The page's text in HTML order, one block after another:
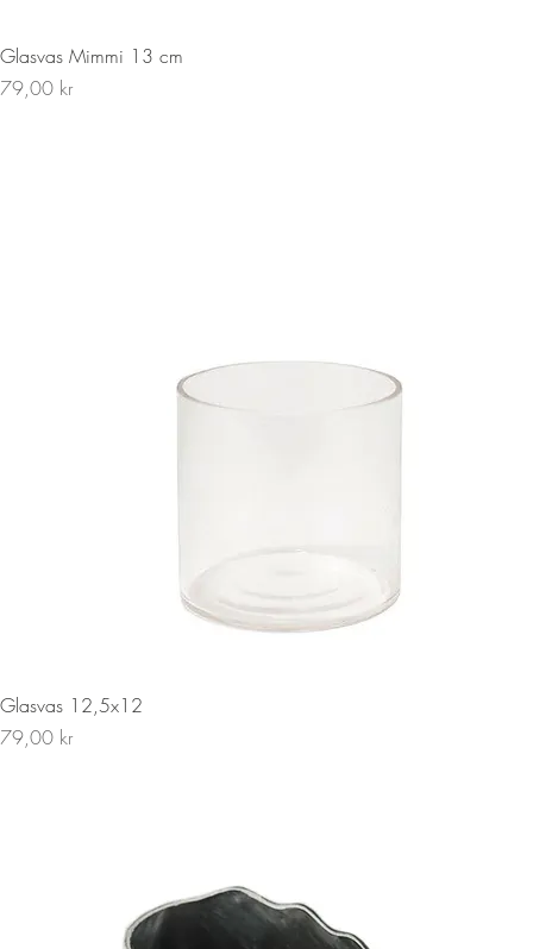
Glasvas Mimmi 13 cm
Pris
79,00 kr
Glasvas 12,5x12
Pris
79,00 kr